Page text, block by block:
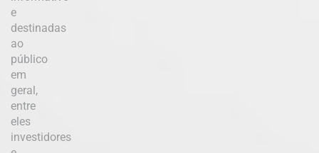
e
destinadas
ao
público
em
geral,
entre
eles
investidores